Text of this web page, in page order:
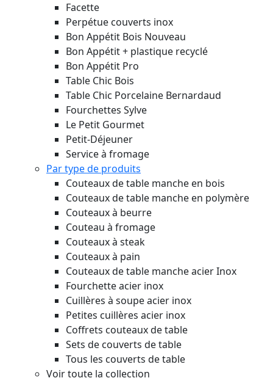
Facette
Perpétue couverts inox
Bon Appétit Bois Nouveau
Bon Appétit + plastique recyclé
Bon Appétit Pro
Table Chic Bois
Table Chic Porcelaine Bernardaud
Fourchettes Sylve
Le Petit Gourmet
Petit-Déjeuner
Service à fromage
Par type de produits
Couteaux de table manche en bois
Couteaux de table manche en polymère
Couteaux à beurre
Couteau à fromage
Couteaux à steak
Couteaux à pain
Couteaux de table manche acier Inox
Fourchette acier inox
Cuillères à soupe acier inox
Petites cuillères acier inox
Coffrets couteaux de table
Sets de couverts de table
Tous les couverts de table
Voir toute la collection